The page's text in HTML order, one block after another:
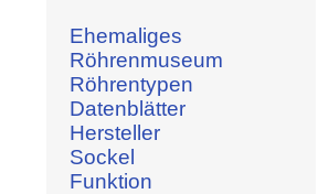
Ehemaliges
Röhrenmuseum
Röhrentypen
Datenblätter
Hersteller
Sockel
Funktion